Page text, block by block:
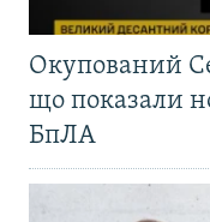
Окупований
що показали
БпЛА